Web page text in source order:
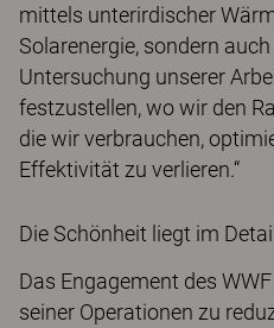
mittels unterirdischer
Solarenergie, sondern
Untersuchung unserer
festzustellen, wo wir den
die wir verbrauchen,
Effektivität zu verlieren.“
Die Schönheit liegt im Detail
Das Engagement des
seiner Operationen zu